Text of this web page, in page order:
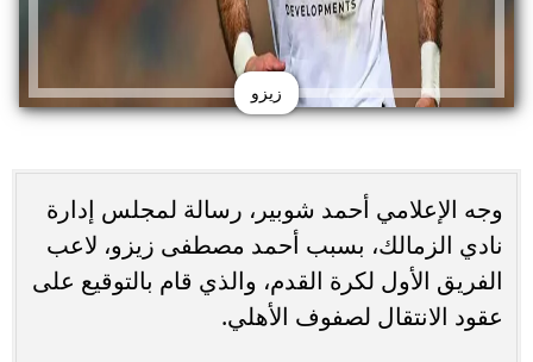
زيزو
وجه الإعلامي أحمد شوبير، رسالة لمجلس إدارة
نادي الزمالك، بسبب أحمد مصطفى زيزو، لاعب
الفريق الأول لكرة القدم، والذي قام بالتوقيع على
عقود الانتقال لصفوف الأهلي.